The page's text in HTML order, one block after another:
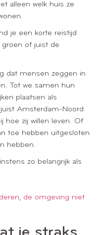
alleen welk huis ze
je een korte reistijd
groen of juist de
dat mensen zeggen in
Tot we samen hun
plaatsen als
Amsterdam-Noord
hoe zij willen leven. Of
toe hebben uitgesloten
hebben.
zo belangrijk als
de omgeving niet